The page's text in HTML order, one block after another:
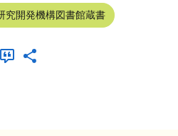
究開発機構図書館蔵書